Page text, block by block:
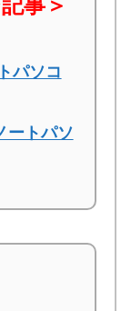
パソコ
ートパソ